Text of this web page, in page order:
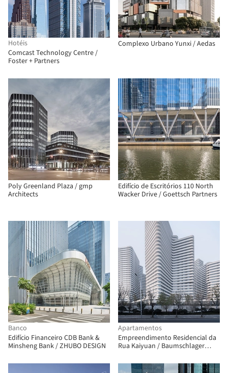
Hotéis
Comcast Technology Centre /
Foster + Partners
Complexo Urbano Yunxi / Aedas
Poly Greenland Plaza / gmp
Architects
Edifício de Escritórios 110 North
Wacker Drive / Goettsch Partners
Banco
Edifício Financeiro CDB Bank &
Minsheng Bank / ZHUBO DESIGN
Apartamentos
Empreendimento Residencial da
Rua Kaiyuan / Baumschlager